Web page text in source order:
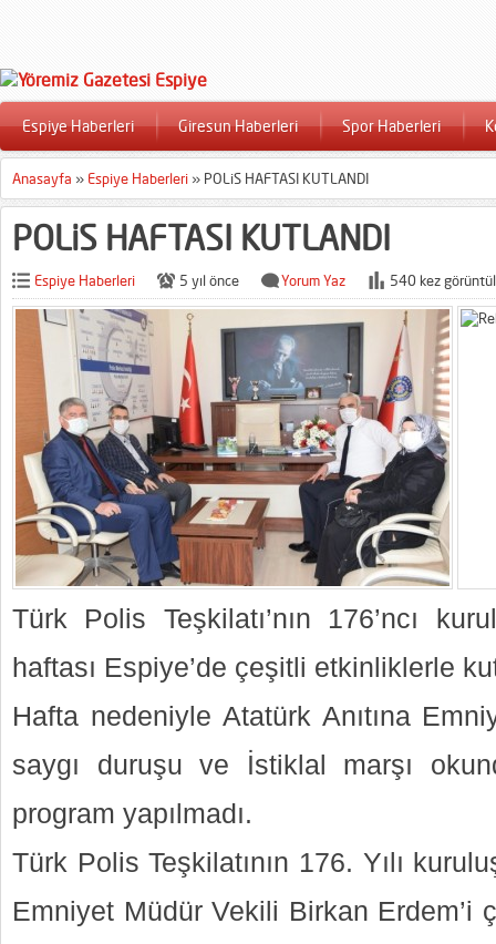
Espiye Haberleri Giresun Haberleri Spor Haberleri
Anasayfa » Espiye Haberleri » POLiS HAFTASI KUTLANDI
POLiS HAFTASI KUTLANDI
Espiye Haberleri 5 yıl önce Yorum Yaz 540 kez
Türk Polis Teşkilatı’nın 176’ncı
haftası Espiye’de çeşitli etkinliklerle
Hafta nedeniyle Atatürk Anıtına
saygı duruşu ve İstiklal marşı
program yapılmadı.
Türk Polis Teşkilatının 176. Yılı
Emniyet Müdür Vekili Birkan Erdem’i